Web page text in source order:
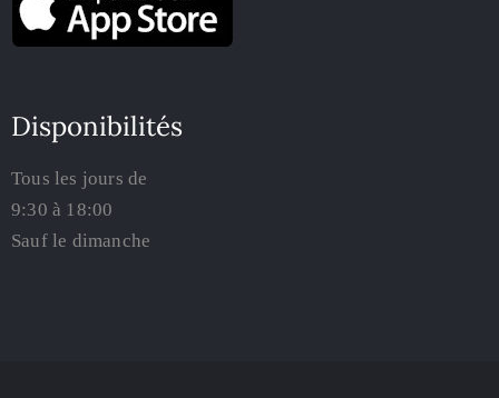
Disponibilités
Tous les jours de
9:30 à 18:00
Sauf le dimanche